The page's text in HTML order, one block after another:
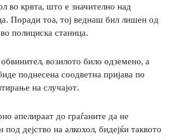
во крвта, што е значително над
Поради тоа, тој веднаш бил лишен од
полициска станица.
возилото било одземено, а
поднесена соодветна пријава по
на случајот.
апелираат до граѓаните да не
под дејство на алкохол, бидејќи таквото